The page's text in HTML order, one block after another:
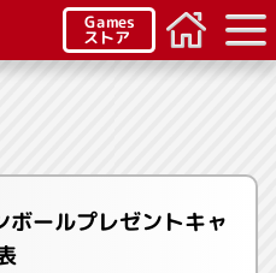
Games
ストア
ールプレゼントキャ